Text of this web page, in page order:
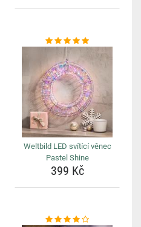
Weltbild LED svítící věnec
Pastel Shine
399 Kč